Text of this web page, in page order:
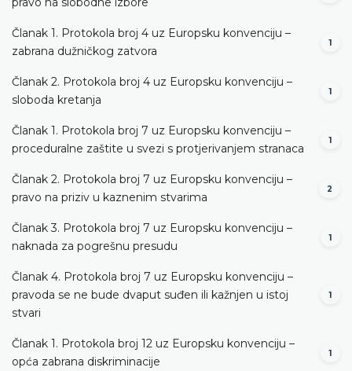
Članak 1. Protokola broj 4 uz Europsku konvenciju –
zabrana dužničkog zatvora
1
Članak 2. Protokola broj 4 uz Europsku konvenciju –
sloboda kretanja
1
Članak 1. Protokola broj 7 uz Europsku konvenciju –
proceduralne zaštite u svezi s protjerivanjem stranaca
1
Članak 2. Protokola broj 7 uz Europsku konvenciju –
pravo na priziv u kaznenim stvarima
2
Članak 3. Protokola broj 7 uz Europsku konvenciju –
naknada za pogrešnu presudu
1
Članak 4. Protokola broj 7 uz Europsku konvenciju –
pravoda se ne bude dvaput suđen ili kažnjen u istoj
stvari
1
Članak 1. Protokola broj 12 uz Europsku konvenciju –
opća zabrana diskriminacije
1